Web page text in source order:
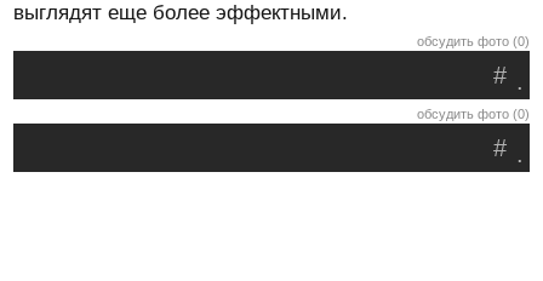
выглядят еще более эффектными.
обсудить фото (0)
.
#
обсудить фото (0)
.
#